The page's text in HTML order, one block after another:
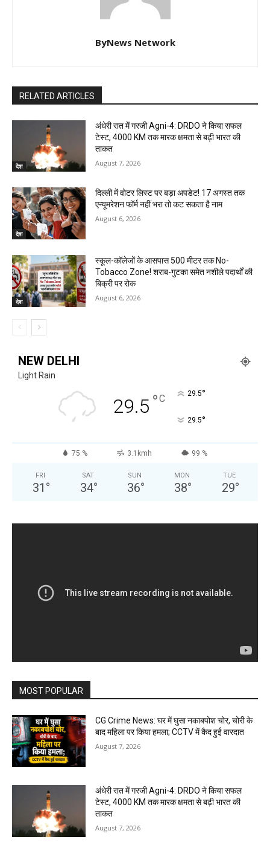
ByNews Network
RELATED ARTICLES
देश
अंधेरी रात में गरजी Agni-4: DRDO ने किया सफल
टेस्ट, 4000 KM तक मारक क्षमता से बढ़ी भारत की
ताकत
August 7, 2026
देश
दिल्ली में वोटर लिस्ट पर बड़ा अपडेट! 17 अगस्त तक
एन्यूमरेशन फॉर्म नहीं भरा तो कट सकता है नाम
August 6, 2026
देश
स्कूल-कॉलेजों के आसपास 500 मीटर तक No-
Tobacco Zone! शराब-गुटका समेत नशीले पदार्थों की
बिक्री पर रोक
August 6, 2026
NEW DELHI
Light Rain
29.5 °C 29.5°
29.5°
75 % 3.1kmh 99 %
FRI
31 °
SAT
34°
SUN
36°
MON
38°
TUE
29°
MOST POPULAR
CG Crime News: घर में घुसा नकाबपोश चोर, चोरी के
बाद महिला पर किया हमला; CCTV में कैद हुई वारदात
August 7, 2026
अंधेरी रात में गरजी Agni-4: DRDO ने किया सफल
टेस्ट, 4000 KM तक मारक क्षमता से बढ़ी भारत की
ताकत
August 7, 2026